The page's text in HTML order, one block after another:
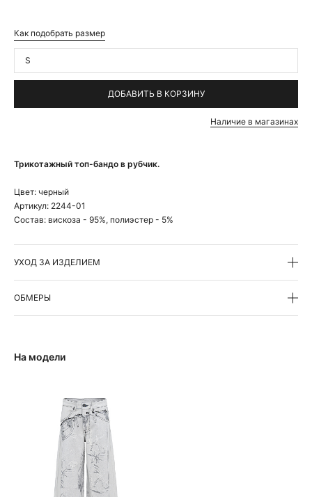
Трикотажный топ-бандо в рубчик.
Цвет: черный
Артикул: 2244-01
Состав: вискоза - 95%, полиэстер - 5%
УХОД ЗА ИЗДЕЛИЕМ
ОБМЕРЫ
Как подобрать размер
S
ДОБАВИТЬ В КОРЗИНУ
Наличие в магазинах
На модели